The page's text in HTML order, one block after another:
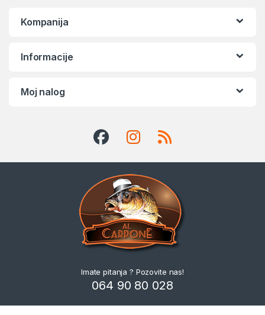
Kompanija
Informacije
Moj nalog
Imate pitanja ? Pozovite nas!
064 90 80 028